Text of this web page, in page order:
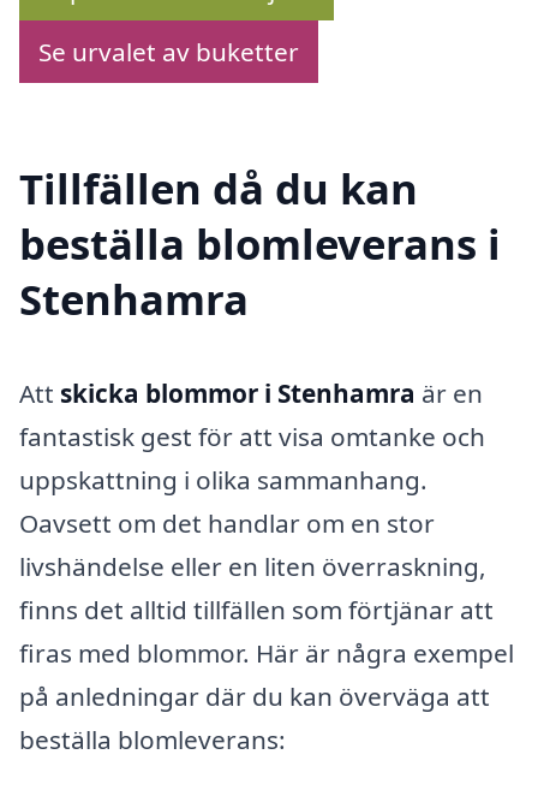
Se urvalet av buketter
Tillfällen då du kan
beställa blomleverans i
Stenhamra
Att skicka blommor i Stenhamra är en
fantastisk gest för att visa omtanke och
uppskattning i olika sammanhang.
Oavsett om det handlar om en stor
livshändelse eller en liten överraskning,
finns det alltid tillfällen som förtjänar att
firas med blommor. Här är några exempel
på anledningar där du kan överväga att
beställa blomleverans: